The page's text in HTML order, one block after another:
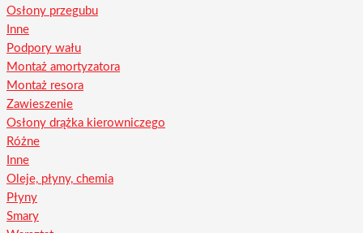
Osłony przegubu
Inne
Podpory wału
Montaż amortyzatora
Montaż resora
Zawieszenie
Osłony drążka kierowniczego
Różne
Inne
Oleje, płyny, chemia
Płyny
Smary